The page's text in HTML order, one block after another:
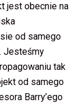
jest obecnie na
od samego
Jesteśmy
tak
od samego
Barry’ego